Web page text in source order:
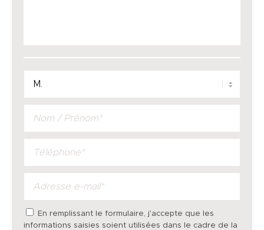
En remplissant le formulaire, j'accepte que les
informations saisies soient utilisées dans le cadre de la